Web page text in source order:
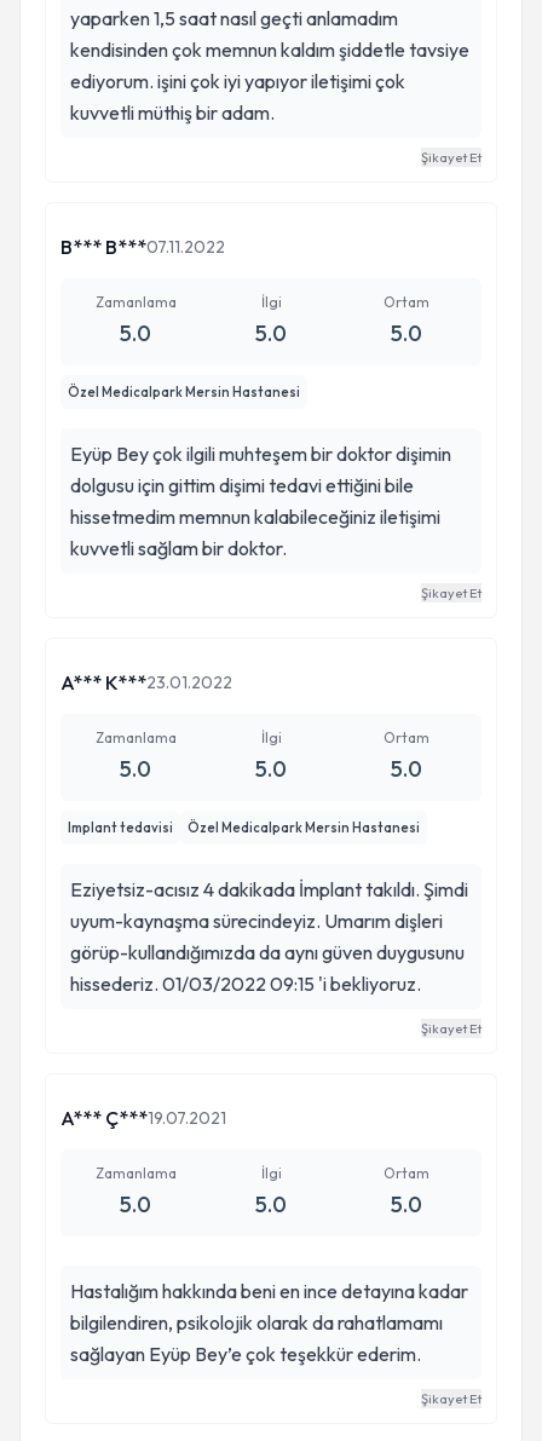
yaparken 1,5 saat nasıl geçti anlamadım
kendisinden çok memnun kaldım şiddetle tavsiye
ediyorum. işini çok iyi yapıyor iletişimi çok
kuvvetli müthiş bir adam.
Şikayet Et
B*** B***07.11.2022
Zamanlama
5.0
İlgi
5.0
Ortam
5.0
Özel Medicalpark Mersin Hastanesi
Eyüp Bey çok ilgili muhteşem bir doktor dişimin
dolgusu için gittim dişimi tedavi ettiğini bile
hissetmedim memnun kalabileceğiniz iletişimi
kuvvetli sağlam bir doktor.
Şikayet Et
A*** K***23.01.2022
Zamanlama
5.0
İlgi
5.0
Ortam
5.0
Implant tedavisi Özel Medicalpark Mersin Hastanesi
Eziyetsiz-acısız 4 dakikada İmplant takıldı. Şimdi
uyum-kaynaşma sürecindeyiz. Umarım dişleri
görüp-kullandığımızda da aynı güven duygusunu
hissederiz. 01/03/2022 09:15 'i bekliyoruz.
Şikayet Et
A*** Ç***19.07.2021
Zamanlama
5.0
İlgi
5.0
Ortam
5.0
Hastalığım hakkında beni en ince detayına kadar
bilgilendiren, psikolojik olarak da rahatlamamı
sağlayan Eyüp Bey’e çok teşekkür ederim.
Şikayet Et